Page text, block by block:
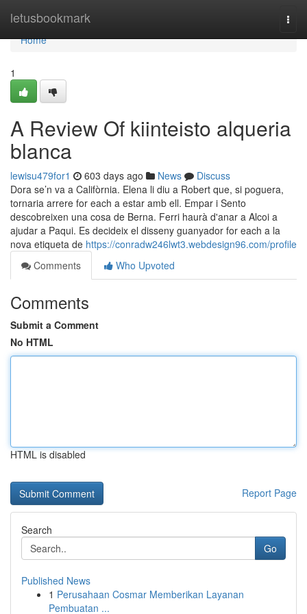
letusbookmark
Home
Home
1
A Review Of kiinteisto alqueria
blanca
lewisu479for1 603 days ago News
Discuss
Dora se’n va a Califòrnia. Elena li diu a Robert que, si poguera,
tornaria arrere for each a estar amb ell. Empar i Sento
descobreixen una cosa de Berna. Ferri haurà d'anar a Alcoi a
ajudar a Paqui. Es decideix el disseny guanyador for each a la
nova etiqueta de https://conradw246lwt3.webdesign96.com/profile
Comments
Who Upvoted
Comments
Submit a Comment
No HTML
HTML is disabled
Report Page
Search
Go
Published News
1 Perusahaan Cosmar Memberikan Layanan
Pembuatan ...